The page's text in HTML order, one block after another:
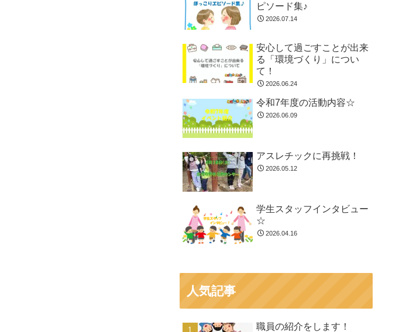
ピソード集♪
2026.07.14
安心して過ごすことが出来
る「環境づくり」につい
て！
2026.06.24
令和7年度の活動内容☆
2026.06.09
アスレチックに再挑戦！
2026.05.12
学生スタッフインタビュー
☆
2026.04.16
人気記事
職員の紹介をします！